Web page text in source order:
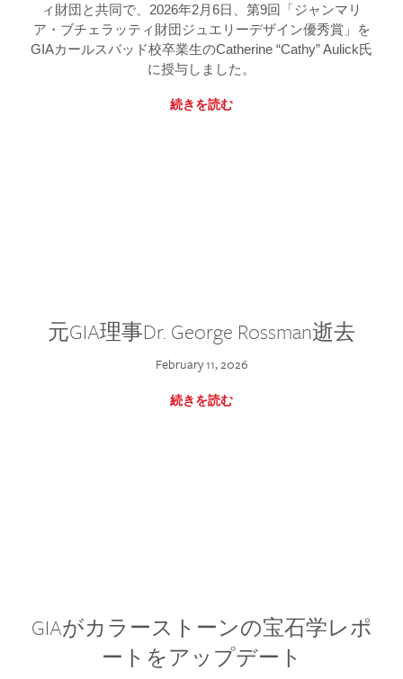
ィ財団と共同で、2026年2月6日、第9回「ジャンマリ
ア・ブチェラッティ財団ジュエリーデザイン優秀賞」を
GIAカールスバッド校卒業生のCatherine “Cathy” Aulick氏
に授与しました。
続きを読む
元GIA理事Dr. George Rossman逝去
February 11, 2026
続きを読む
GIAがカラーストーンの宝石学レポ
ートをアップデート